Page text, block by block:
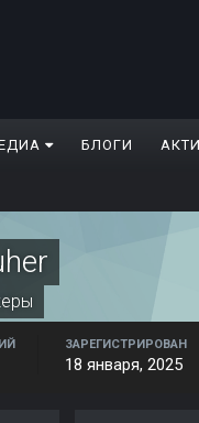
БЛОГИ
ЗАРЕГИСТРИРОВАН
18 января, 2025